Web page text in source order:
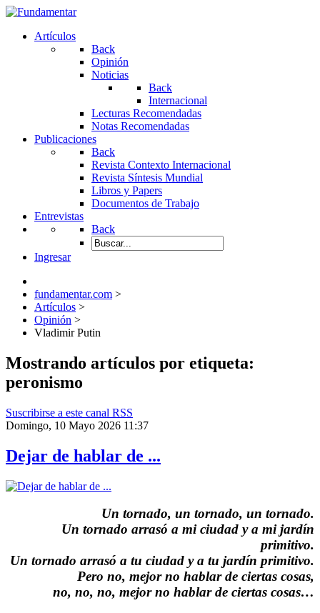
Artículos
Back
Opinión
Noticias
Back
Internacional
Lecturas Recomendadas
Notas Recomendadas
Publicaciones
Back
Revista Contexto Internacional
Revista Síntesis Mundial
Libros y Papers
Documentos de Trabajo
Entrevistas
Back
Ingresar
fundamentar.com >
Artículos >
Opinión >
Vladimir Putin
Mostrando artículos por etiqueta:
peronismo
Suscribirse a este canal RSS
Domingo, 10 Mayo 2026 11:37
Dejar de hablar de ...
Un tornado, un tornado, un tornado.
Un tornado arrasó a mi ciudad y a mi jardín
primitivo.
Un tornado arrasó a tu ciudad y a tu jardín primitivo.
Pero no, mejor no hablar de ciertas cosas,
no, no, no, mejor no hablar de ciertas cosas…